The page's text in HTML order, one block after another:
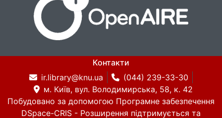
Контакти
ir.library@knu.ua
(044) 239-33-30
м. Київ, вул. Володимирська, 58, к. 42
Побудовано за допомогою Програмне забезпечення
DSpace-CRIS - Розширення підтримується та